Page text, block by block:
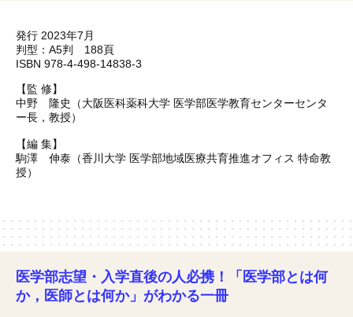
発行 2023年7月
判型：A5判 188頁
ISBN 978-4-498-14838-3
【監 修】
中野 隆史（大阪医科薬科大学 医学部医学教育センターセンタ
ー長，教授）
【編 集】
駒澤 伸泰（香川大学 医学部地域医療共育推進オフィス 特命教
授）
医学部志望・入学直後の人必携！「医学部とは何
か，医師とは何か」がわかる一冊